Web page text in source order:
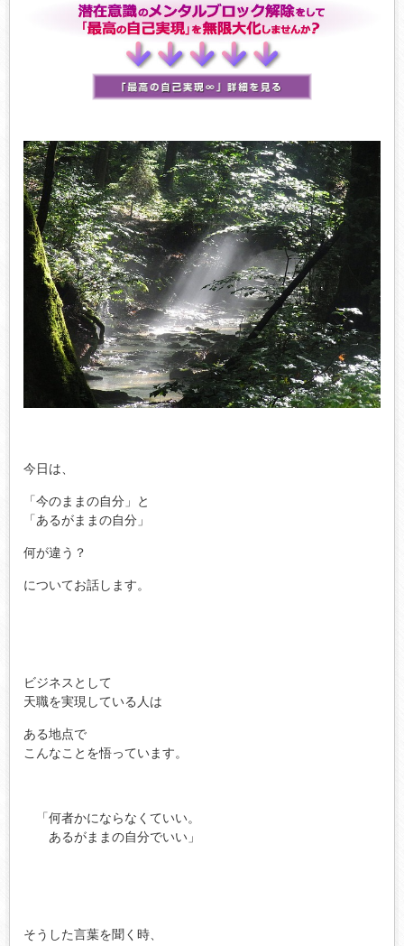
今日は、
「今のままの自分」と
「あるがままの自分」
何が違う？
についてお話します。
ビジネスとして
天職を実現している人は
ある地点で
こんなことを悟っています。
「何者かにならなくていい。
あるがままの自分でいい」
そうした言葉を聞く時、